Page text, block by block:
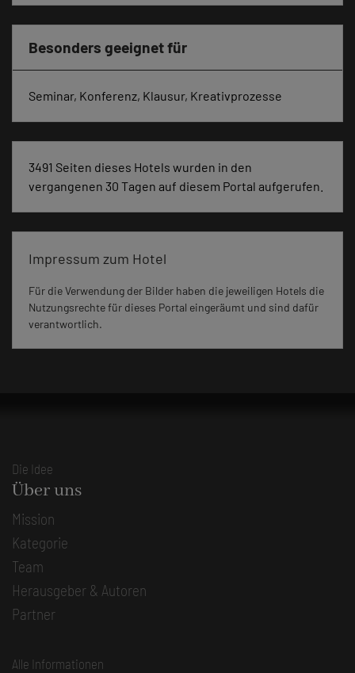
Besonders geeignet für
Seminar, Konferenz, Klausur, Kreativprozesse
3491 Seiten dieses Hotels wurden in den
vergangenen 30 Tagen auf diesem Portal aufgerufen.
Impressum zum Hotel
Für die Verwendung der Bilder haben die jeweiligen Hotels die
Nutzungsrechte für dieses Portal eingeräumt und sind dafür
verantwortlich.
Die Idee
Über uns
Mission
Kategorie
Team
Herausgeber & Autoren
Partner
Alle Informationen